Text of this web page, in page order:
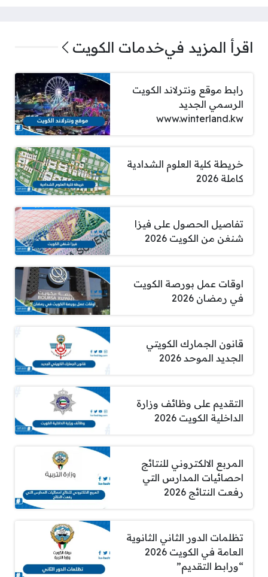
اقرأ المزيد فيخدمات الكويت
رابط موقع ونترلاند الكويت
الرسمي الجديد
www.winterland.kw
خريطة كلية العلوم الشدادية
كاملة 2026
تفاصيل الحصول على فيزا
شنغن من الكويت 2026
اوقات عمل بورصة الكويت
في رمضان 2026
قانون الجمارك الكويتي
الجديد الموحد 2026
التقديم على وظائف وزارة
الداخلية الكويت 2026
المربع الالكتروني للنتائج
احصائيات المدارس التي
رفعت النتائج 2026
تظلمات الدور الثاني الثانوية
العامة في الكويت 2026
“ورابط التقديم”